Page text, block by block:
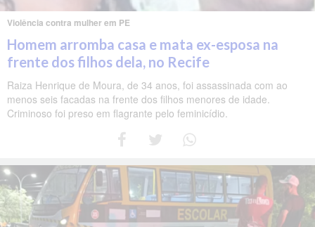
Violência contra mulher em PE
Homem arromba casa e mata ex-esposa na
frente dos filhos dela, no Recife
Raiza Henrique de Moura, de 34 anos, foi assassinada com ao
menos seis facadas na frente dos filhos menores de idade.
Criminoso foi preso em flagrante pelo feminicídio.